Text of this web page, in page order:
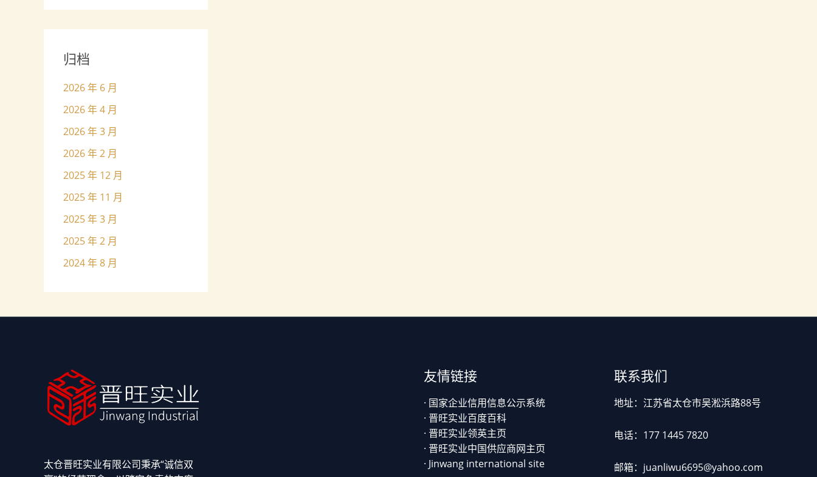
归档
2026 年 6 月
2026 年 4 月
2026 年 3 月
2026 年 2 月
2025 年 12 月
2025 年 11 月
2025 年 3 月
2025 年 2 月
2024 年 8 月
太仓晋旺实业有限公司秉承“诚信双
友情链接
· 国家企业信用信息公示系统
· 晋旺实业百度百科
· 晋旺实业领英主页
· 晋旺实业中国供应商网主页
· Jinwang international site
联系我们
地址：江苏省太仓市吴淞浜路88号
电话：177 1445 7820
邮箱：juanliwu6695@yahoo.com